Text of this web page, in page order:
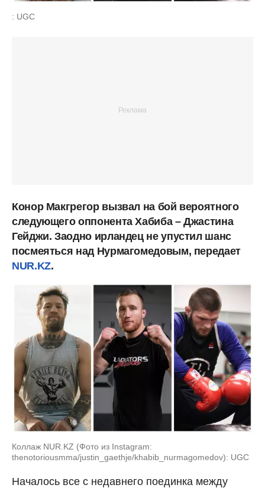
: UGC
Конор Макгрегор вызвал на бой вероятного
следующего оппонента Хабиба – Джастина
Гейджи. Заодно ирландец не упустил шанс
посмеяться над Нурмагомедовым, передает
NUR.KZ.
Коллаж NUR.KZ (Фото из Instagram:
thenotoriousmma/justin_gaethje/khabib_nurmagomedov): UGC
Началось все с недавнего поединка между